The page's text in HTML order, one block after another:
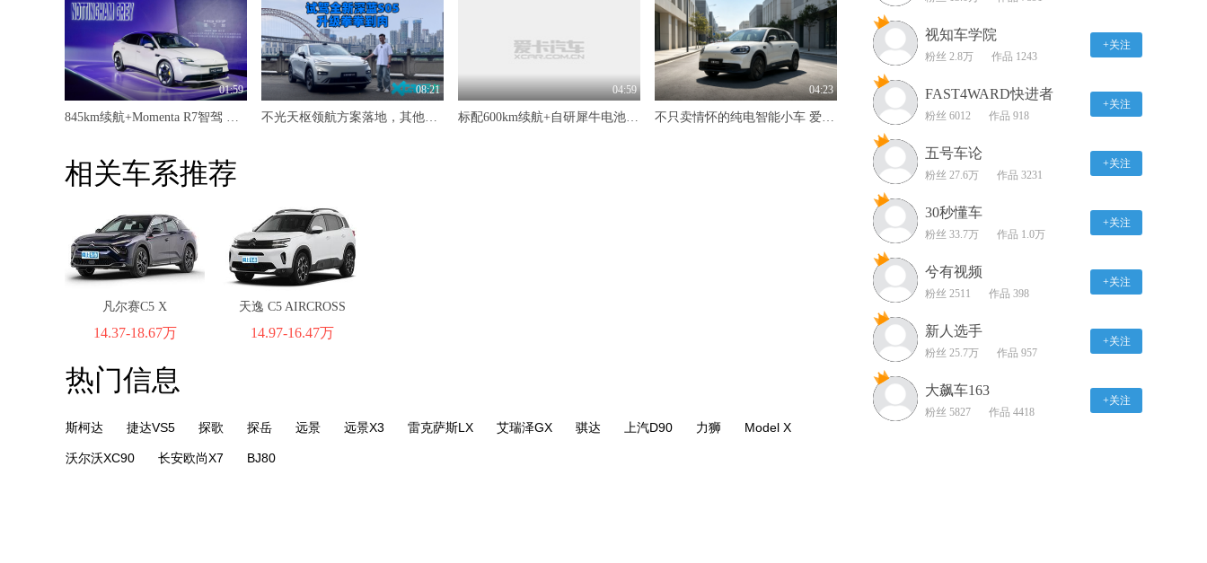
神秘的砖造迈凯伦在伦敦
市中心窥探
播放列表 了解每一台雷
克萨斯车型和功能
汽车艺术与科学的完美结
合 这是全新的迈凯伦终
00:30
你付的雪佛兰价就是我们
扣活动上 每个人一分钱
也不能多
04:43
特的活动 让我们的车主
更接近这个品牌
东风雪铁龙 自适应液压
01:59
845km续航+Momenta R7智驾 MG07预售12.59万-16.59万
08:21
不光天枢领航方案落地，其他升级也是拳拳到肉 试驾全新深蓝S05
04:59
标配600km续航+自研犀牛电池 抢先体验奇瑞风云T7
04:23
不只卖情怀的纯电智能小车 爱卡深度试驾奇瑞QQ3
相关车系推荐
凡尔赛C5 X
14.37-18.67万
天逸 C5 AIRCROSS
14.97-16.47万
热门信息
斯柯达 捷达VS5 探歌 探岳 远景 远景X3 雷克萨斯LX 艾瑞泽GX 骐达 上汽D90 力狮 Model X
沃尔沃XC90 长安欧尚X7 BJ80
视知车学院
粉丝 2.8万 作品 1243
+关注
FAST4WARD快进者
粉丝 6012 作品 918
+关注
五号车论
粉丝 27.6万 作品 3231
+关注
30秒懂车
粉丝 33.7万 作品 1.0万
+关注
兮有视频
粉丝 2511 作品 398
+关注
新人选手
粉丝 25.7万 作品 957
+关注
大飙车163
粉丝 5827 作品 4418
+关注